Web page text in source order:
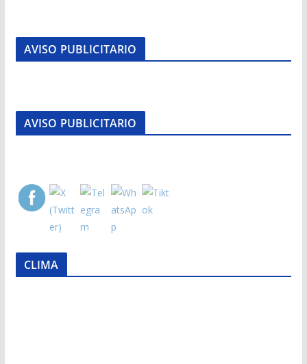
AVISO PUBLICITARIO
AVISO PUBLICITARIO
CLIMA